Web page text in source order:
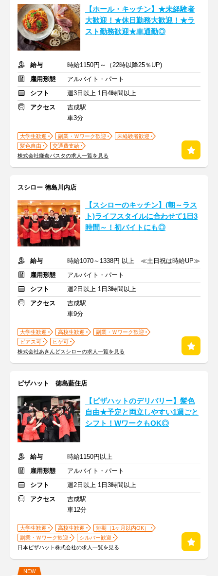
【ホール・キッチン】★未経験者
大歓迎！★休日勤務大歓迎！★ラ
スト勤務歓迎★車通勤◎
給与
時給1150円～（22時以降25％UP)
雇用形態
アルバイト・パート
シフト
週3日以上 1日4時間以上
アクセス
吉成駅
車3分
大学生歓迎 副業・Ｗワーク歓迎
未経験者歓迎
髪色自由
交通費支給
株式会社鎌倉パスタの求人一覧を見る
スシロー 徳島川内店
【スシローのキッチン】(朝～ラス
ト)ライフスタイルに合わせて1日3
時間～！初バイトにも◎
給与
時給1070～1338円 以上 ≪土日祝は時給UP≫
雇用形態
アルバイト・パート
シフト
週2日以上 1日3時間以上
アクセス
吉成駅
車9分
大学生歓迎 高校生歓迎
副業・Ｗワーク歓迎
ピアス可
ヒゲ可
株式会社あきんどスシローの求人一覧を見る
ピザハット 徳島藍住店
【ピザハットのデリバリー】髪色
自由★予定と両立しやすい1週ごと
シフト！WワークもOK◎
給与
時給1150円以上
雇用形態
アルバイト・パート
シフト
週2日以上 1日3時間以上
アクセス
吉成駅
車12分
大学生歓迎 高校生歓迎
短期（1ヶ月以内OK）
副業・Ｗワーク歓迎
シルバー歓迎
日本ピザハット株式会社の求人一覧を見る
NEW